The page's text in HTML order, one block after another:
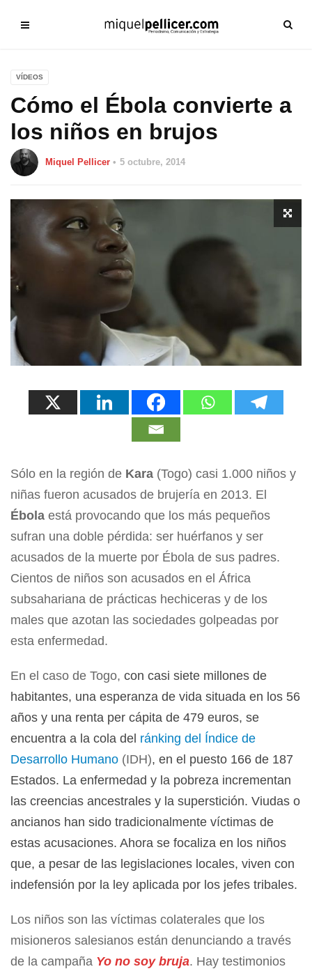
VÍDEOS
Cómo el Ébola convierte a
los niños en brujos
Miquel Pellicer 5 octubre, 2014
Sólo en la región de Kara (Togo) casi 1.000 niños y
niñas fueron acusados de brujería en 2013. El
Ébola está provocando que los más pequeños
sufran una doble pérdida: ser huérfanos y ser
acusados de la muerte por Ébola de sus padres.
Cientos de niños son acusados en el África
subsahariana de prácticas hechiceras y de los
males que azotan las sociedades golpeadas por
esta enfermedad.
En el caso de Togo, con casi siete millones de
habitantes, una esperanza de vida situada en los 56
años y una renta per cápita de 479 euros, se
encuentra a la cola del ránking del Índice de
Desarrollo Humano (IDH), en el puesto 166 de 187
Estados. La enfermedad y la pobreza incrementan
las creencias ancestrales y la superstición. Viudas o
ancianos han sido tradicionalmente víctimas de
estas acusaciones. Ahora se focaliza en los niños
que, a pesar de las legislaciones locales, viven con
indefensión por la ley aplicada por los jefes tribales.
Los niños son las víctimas colaterales que los
misioneros salesianos están denunciando a través
de la campaña Yo no soy bruja. Hay testimonios